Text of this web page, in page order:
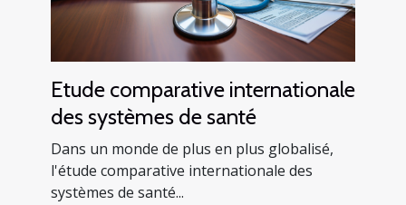
Etude comparative internationale
des systèmes de santé
Dans un monde de plus en plus globalisé,
l'étude comparative internationale des
systèmes de santé...